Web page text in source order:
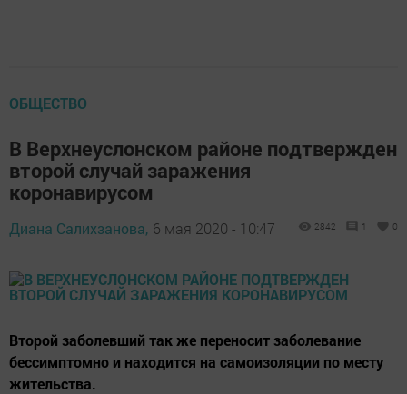
ОБЩЕСТВО
В Верхнеуслонском районе подтвержден
второй случай заражения
коронавирусом
Диана Салихзанова, 6 мая 2020 - 10:47 2842 1 0
Второй заболевший так же переносит заболевание
бессимптомно и находится на самоизоляции по месту
жительства.